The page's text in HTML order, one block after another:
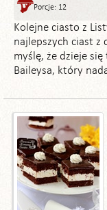
Porcje: 12
Kolejne ciasto z
najlepszych ciast z
myślę, że dzieje
Baileysa, który